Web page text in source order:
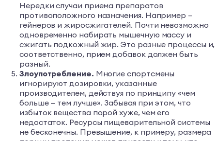
Нередки случаи приема препаратов
противоположного назначения. Например –
гейнеров и жиросжигателей. Почти невозможно
одновременно набирать мышечную массу и
сжигать подкожный жир. Это разные процессы и,
соответственно, прием добавок должен быть
разный.
Злоупотребление. Многие спортсмены
игнорируют дозировки, указанные
производителем, действуя по принципу «чем
больше — тем лучше». Забывая при этом, что
избыток вещества порой хуже, чем его
недостаток. Ресурсы пищеварительной системы
не бесконечны. Превышение, к примеру, размера